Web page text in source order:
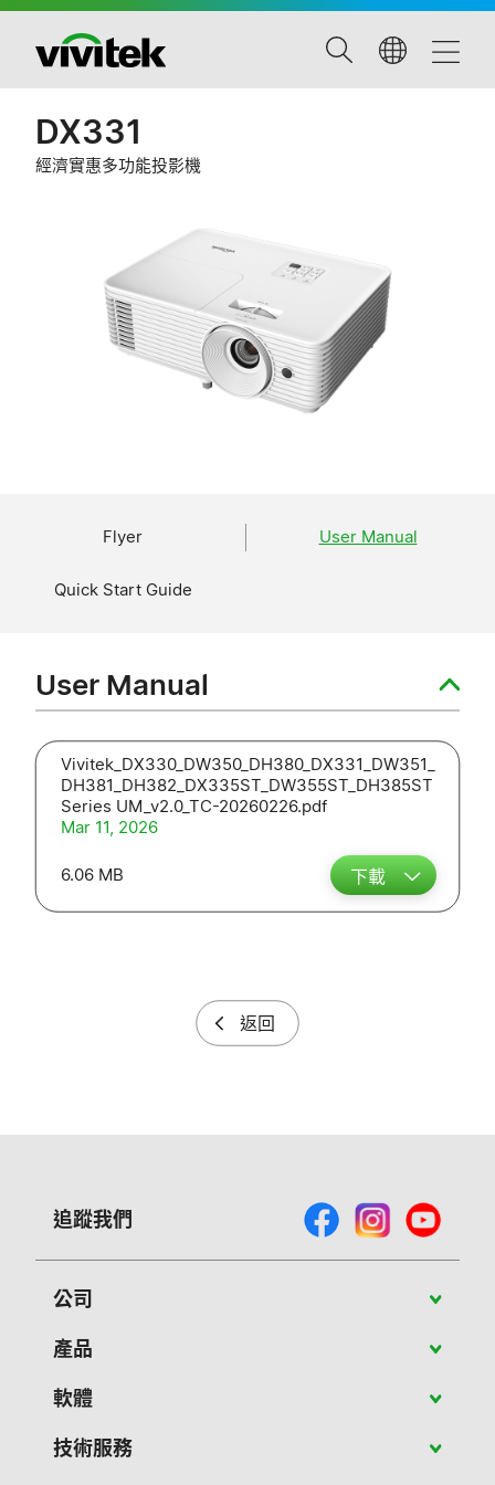
DX331
經濟實惠多功能投影機
Flyer User Manual
Quick Start Guide
User Manual
Vivitek_DX330_DW350_DH380_DX331_DW351_
DH381_DH382_DX335ST_DW355ST_DH385ST
Series UM_v2.0_TC-20260226.pdf
Mar 11, 2026
6.06 MB 下載
返回
追蹤我們
公司
關於Vivitek
聯絡我們
產品
攜帶型投影機
軟體
PJ-Control 軟體
技術服務